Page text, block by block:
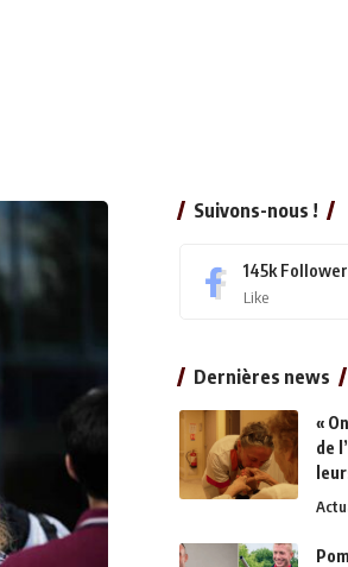
Suivons-nous !
145k
Like
Dernières news
«
de